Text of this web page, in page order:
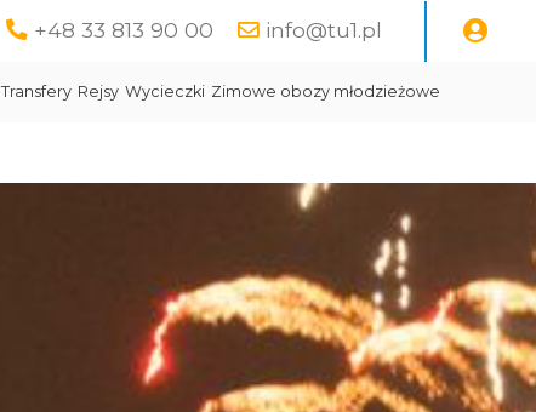
+48 33 813 90 00 info@tu1.pl
Transfery Rejsy Wycieczki Zimowe obozy młodzieżowe